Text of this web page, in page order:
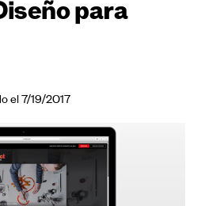
para
el 7/19/2017